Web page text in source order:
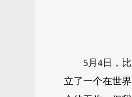
5月4日，
立了一个在世